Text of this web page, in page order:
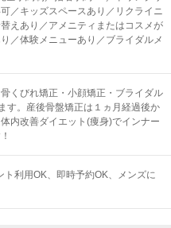
／キッズスペースあり／リクライニ
えあり／アメニティまたはコスメが
／体験メニューあり／ブライダルメ
くびれ矯正・小顔矯正・ブライダル
す。産後骨盤矯正は１ヵ月経過後か
内改善ダイエット(痩身)でインナー
ト利用OK 即時予約OK
メンズに